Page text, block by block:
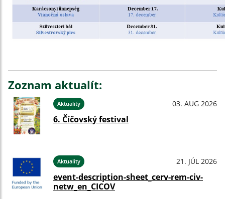
Zoznam aktualít:
Aktuality 03. AUG 2026
6. Číčovský festival
Aktuality 21. JÚL 2026
event-description-sheet_cerv-rem-civ-
netw_en_CICOV